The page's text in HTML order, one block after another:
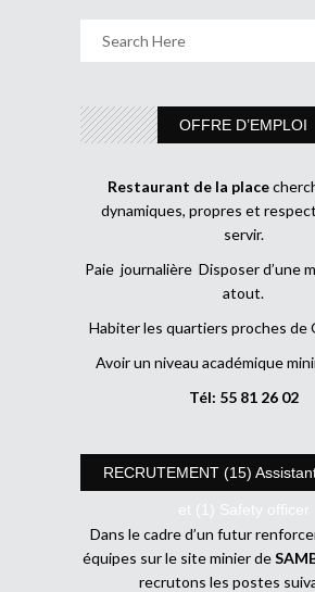
OFFRE D’EMPLOI
Restaurant de la place
dynamiques, propres et
servir.
Paie journalière Disposer d’une
atout.
Habiter les quartiers proches de
Avoir un niveau académique
Tél: 55 81 26 02
RECRUTEMENT (15)
et (1) Safety officer
Dans le cadre d’un futur
équipes sur le site minier de
recrutons les postes